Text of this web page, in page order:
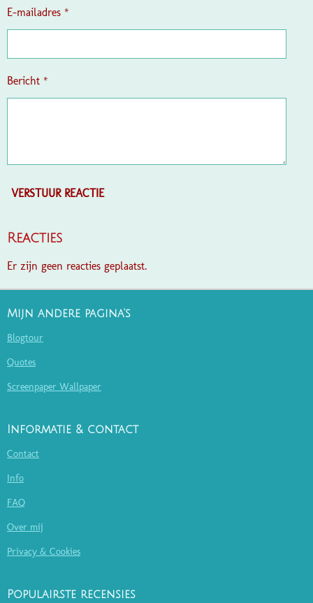
e
E-mailadres *
Bericht *
VERSTUUR REACTIE
Reacties
Er zijn geen reacties geplaatst.
Mijn andere pagina's
Blogtour
Quotes
Screenpaper Wallpaper
Informatie & contact
Contact
Info
FAQ
Over mij
Privacy & Cookies
Populairste recensies